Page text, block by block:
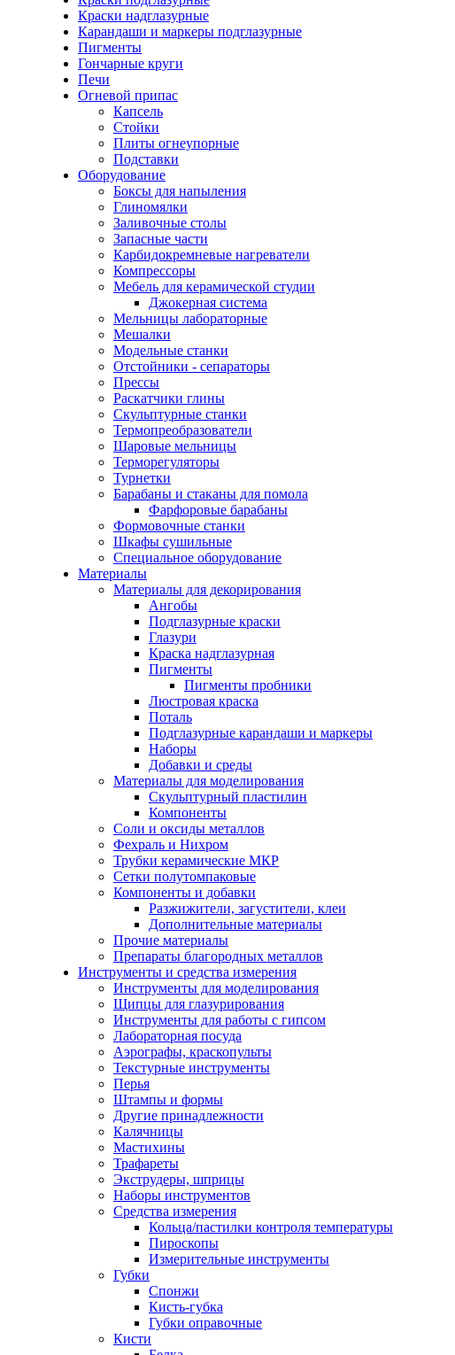
Краски надглазурные
Карандаши и маркеры подглазурные
Пигменты
Гончарные круги
Печи
Огневой припас
Капсель
Стойки
Плиты огнеупорные
Подставки
Оборудование
Боксы для напыления
Глиномялки
Заливочные столы
Запасные части
Карбидокремневые нагреватели
Компрессоры
Мебель для керамической студии
Джокерная система
Мельницы лабораторные
Мешалки
Модельные станки
Отстойники - сепараторы
Прессы
Раскатчики глины
Скульптурные станки
Термопреобразователи
Шаровые мельницы
Терморегуляторы
Турнетки
Барабаны и стаканы для помола
Фарфоровые барабаны
Формовочные станки
Шкафы сушильные
Специальное оборудование
Материалы
Материалы для декорирования
Ангобы
Подглазурные краски
Глазури
Краска надглазурная
Пигменты
Пигменты пробники
Люстровая краска
Поталь
Подглазурные карандаши и маркеры
Наборы
Добавки и среды
Материалы для моделирования
Скульптурный пластилин
Компоненты
Соли и оксиды металлов
Фехраль и Нихром
Трубки керамические МКР
Сетки полутомпаковые
Компоненты и добавки
Разжижители, загустители, клеи
Дополнительные материалы
Прочие материалы
Препараты благородных металлов
Инструменты и средства измерения
Инструменты для моделирования
Щипцы для глазурирования
Инструменты для работы с гипсом
Лабораторная посуда
Аэрографы, краскопульты
Текстурные инструменты
Перья
Штампы и формы
Другие принадлежности
Калячницы
Мастихины
Трафареты
Экструдеры, шприцы
Наборы инструментов
Средства измерения
Кольца/пастилки контроля температуры
Пироскопы
Измерительные инструменты
Губки
Спонжи
Кисть-губка
Губки оправочные
Кисти